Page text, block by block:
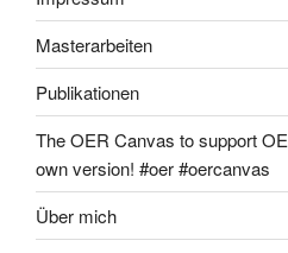
Masterarbeiten
Publikationen
The OER Canvas to support
own version! #oer #oercanvas
Über mich